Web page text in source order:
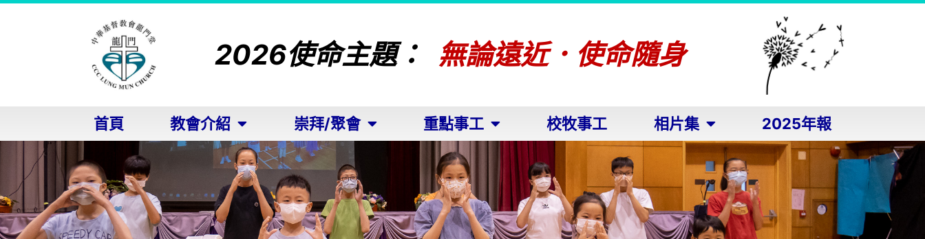
2026使命主題： 無論遠近．使命隨身
首頁 教會介紹 崇拜/聚會 重點事工 校牧事工 相片集 2025年報